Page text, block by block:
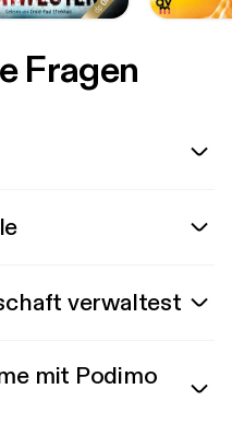
Fragen
verwaltest
mit Podimo